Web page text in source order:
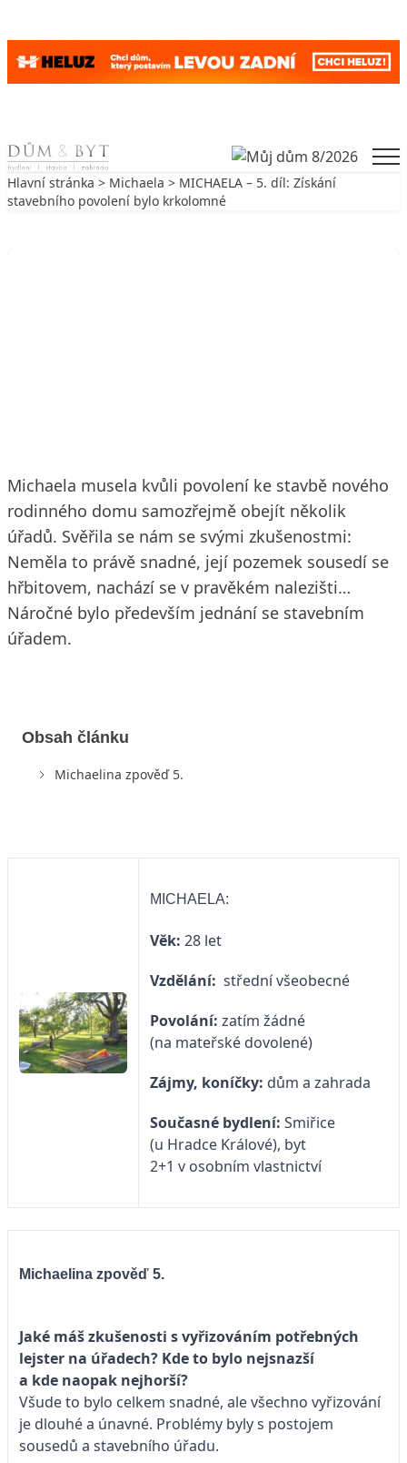
Skip to content
Hlavní stránka > Michaela > MICHAELA – 5. díl: Získání
stavebního povolení bylo krkolomné
Michaela musela kvůli povolení ke stavbě nového
rodinného domu samozřejmě obejít několik
úřadů. Svěřila se nám se svými zkušenostmi:
Neměla to právě snadné, její pozemek sousedí se
hřbitovem, nachází se v pravěkém nalezišti…
Náročné bylo především jednání se stavebním
úřadem.
Obsah článku
Michaelina zpověď 5.
MICHAELA:
Věk: 28 let
Vzdělání: střední všeobecné
Povolání: zatím žádné
(na mateřské dovolené)
Zájmy, koníčky: dům a zahrada
Současné bydlení: Smiřice
(u Hradce Králové), byt
2+1 v osobním vlastnictví
Michaelina zpověď 5.
Jaké máš zkušenosti s vyřizováním potřebných
lejster na úřadech? Kde to bylo nejsnazší
a kde naopak nejhorší?
Všude to bylo celkem snadné, ale všechno vyřizování
je dlouhé a únavné. Problémy byly s postojem
sousedů a stavebního úřadu.